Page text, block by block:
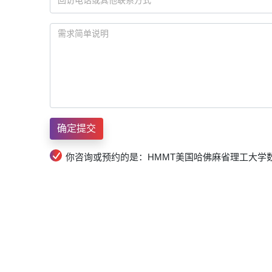
你咨询或预约的是：HMMT美国哈佛麻省理工大学